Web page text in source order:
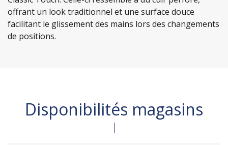
offrant un look traditionnel et une surface douce
facilitant le glissement des mains lors des changements
de positions.
Disponibilités magasins